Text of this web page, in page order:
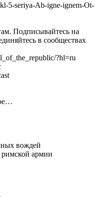
5-seriya-Ab-igne-ignem-Ot-
Подписывайтесь на
в сообществах
?hl=ru
вождей
армии